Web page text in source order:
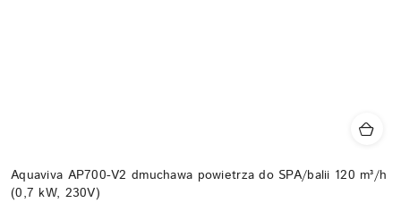
Aquaviva AP700-V2 dmuchawa powietrza do SPA/balii 120 m³/h
(0,7 kW, 230V)